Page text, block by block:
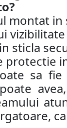
montat
sticla
protectie
sa